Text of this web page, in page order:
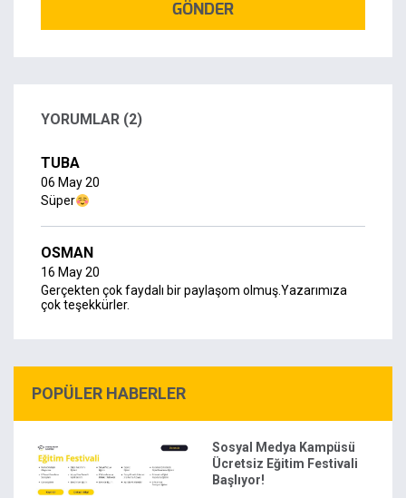
GÖNDER
YORUMLAR (2)
TUBA
06 May 20
Süper
OSMAN
16 May 20
Gerçekten çok faydalı bir paylaşom olmuş.Yazarımıza
çok teşekkürler.
POPÜLER HABERLER
Sosyal Medya Kampüsü
Ücretsiz Eğitim Festivali
Başlıyor!